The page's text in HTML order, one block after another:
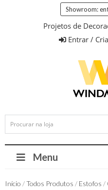
Showroom:
Projetos de
Entrar /
Menu
Início /Todos Produtos / Estofos /